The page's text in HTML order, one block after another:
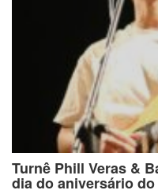
Turnê Phill Veras &
dia do aniversário